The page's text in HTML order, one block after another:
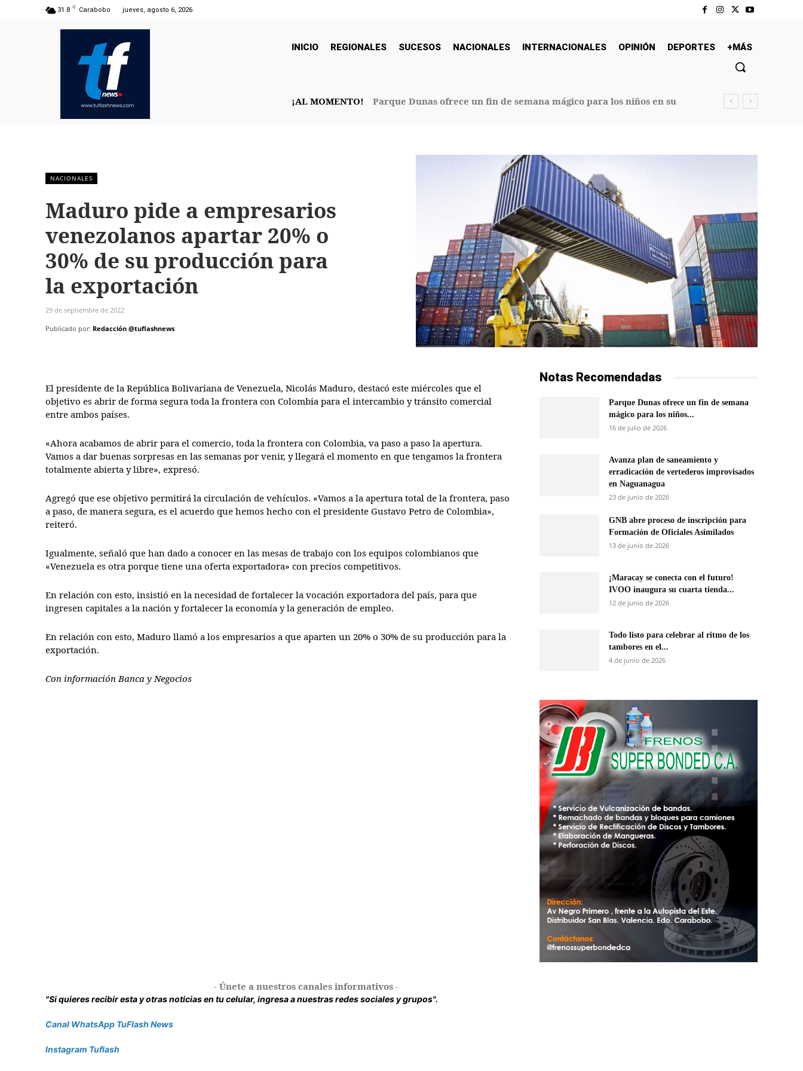
31.8 C Carabobo jueves, agosto 6, 2026
INICIO REGIONALES SUCESOS NACIONALES INTERNACIONALES OPINIÓN DEPORTES +MÁS
¡AL MOMENTO!
Parque Dunas ofrece un fin de semana mágico para los niños en su
NACIONALES
Maduro pide a empresarios
venezolanos apartar 20% o
30% de su producción para
la exportación
29 de septiembre de 2022
Publicado por: Redacción @tuflashnews
El presidente de la República Bolivariana de Venezuela, Nicolás Maduro, destacó este miércoles que el
objetivo es abrir de forma segura toda la frontera con Colombia para el intercambio y tránsito comercial
entre ambos países.
«Ahora acabamos de abrir para el comercio, toda la frontera con Colombia, va paso a paso la apertura.
Vamos a dar buenas sorpresas en las semanas por venir, y llegará el momento en que tengamos la frontera
totalmente abierta y libre», expresó.
Agregó que ese objetivo permitirá la circulación de vehículos. «Vamos a la apertura total de la frontera, paso
a paso, de manera segura, es el acuerdo que hemos hecho con el presidente Gustavo Petro de Colombia»,
reiteró.
Igualmente, señaló que han dado a conocer en las mesas de trabajo con los equipos colombianos que
«Venezuela es otra porque tiene una oferta exportadora» con precios competitivos.
En relación con esto, insistió en la necesidad de fortalecer la vocación exportadora del país, para que
ingresen capitales a la nación y fortalecer la economía y la generación de empleo.
En relación con esto, Maduro llamó a los empresarios a que aparten un 20% o 30% de su producción para la
exportación.
Con información Banca y Negocios
Notas Recomendadas
Parque Dunas ofrece un fin de semana
mágico para los niños...
16 de julio de 2026
Avanza plan de saneamiento y
erradicación de vertederos improvisados
en Naguanagua
23 de junio de 2026
GNB abre proceso de inscripción para
Formación de Oficiales Asimilados
13 de junio de 2026
¡Maracay se conecta con el futuro!
IVOO inaugura su cuarta tienda...
12 de junio de 2026
Todo listo para celebrar al ritmo de los
tambores en el...
4 de junio de 2026
- Únete a nuestros canales informativos -
"Si quieres recibir esta y otras noticias en tu celular, ingresa a nuestras redes sociales y grupos".
Canal WhatsApp TuFlash News
Instagram Tuflash